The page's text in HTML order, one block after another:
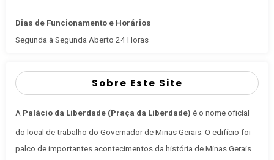
Dias de Funcionamento e Horários
Segunda à Segunda Aberto 24 Horas
Sobre Este Site
A Palácio da Liberdade (Praça da Liberdade) é o nome oficial
do local de trabalho do Governador de Minas Gerais . O edifício foi
palco de importantes acontecimentos da história de Minas Gerais.